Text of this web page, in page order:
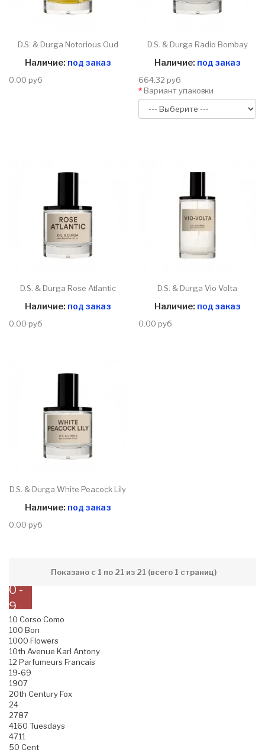
D.S. & Durga Notorious Oud
Наличие: под заказ
0.00 руб
D.S. & Durga Radio Bombay
Наличие: под заказ
664.32 руб
Вариант упаковки
D.S. & Durga Rose Atlantic
Наличие: под заказ
0.00 руб
D.S. & Durga Vio Volta
Наличие: под заказ
0.00 руб
D.S. & Durga White Peacock Lily
Наличие: под заказ
0.00 руб
Показано с 1 по 21 из 21 (всего 1 страниц)
0 -
9
10 Corso Como
100 Bon
1000 Flowers
10th Avenue Karl Antony
12 Parfumeurs Francais
19-69
1907
20th Century Fox
24
2787
4160 Tuesdays
4711
50 Cent